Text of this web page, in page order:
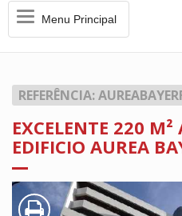
MenuMenu Principal
REFERÊNCIA:
EXCELENTE 220
EDIFICIO AUREA